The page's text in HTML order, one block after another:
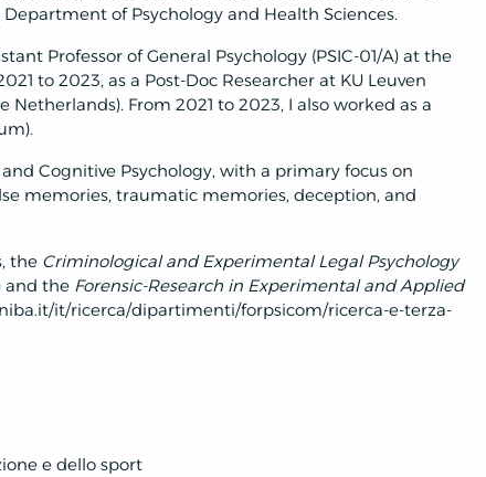
of Psychology and Health Sciences.
Professor of General Psychology (PSIC-01/A) at the
to 2023, as a Post-Doc Researcher at KU Leuven
From 2021 to 2023, I also worked as a
Cognitive Psychology, with a primary focus on
memories, traumatic memories, deception, and
the Criminological and Experimental Legal Psychology
and the Forensic-Research in Experimental and Applied
it/ricerca/dipartimenti/forpsicom/ricerca-e-terza-
e dello sport